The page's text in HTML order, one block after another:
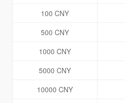
100 CNY
500 CNY
1000 CNY
5000 CNY
10000 CNY